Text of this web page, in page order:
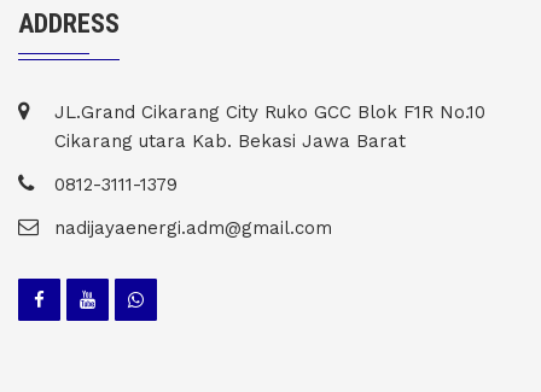
ADDRESS
JL.Grand Cikarang City Ruko GCC Blok F1R No.10
Cikarang utara Kab. Bekasi Jawa Barat
0812-3111-1379
nadijayaenergi.adm@gmail.com